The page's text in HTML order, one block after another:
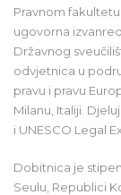
Pravnom
ugovorna
Državnog
odvjetnica u
pravu i pravu
Milanu, Italiji.
i UNESCO Legal
Dobitnica je
Seulu, Republici